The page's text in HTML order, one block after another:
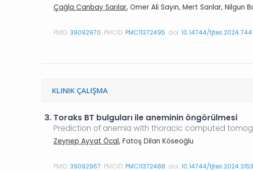
Çağla Canbay Sarılar, Omer Ali Sayın, Mert Sarılar,
PMID:39092970 PMCID:PMC11372495 doi:10.14744/
KLINIK ÇALIŞMA
3. Toraks BT bulguları ile aneminin öngörülmesi
Prediction of anemia with thoracic computed
Zeynep Ayvat Öcal, Fatoş Dilan Köseoğlu
PMID:39092967 PMCID:PMC11372488 doi:10.14744/